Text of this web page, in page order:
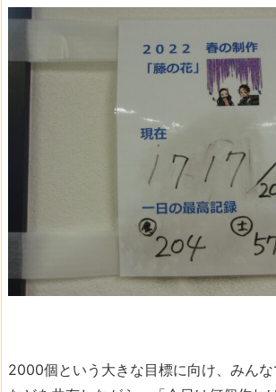
2000個という大きな目標に向け、みん